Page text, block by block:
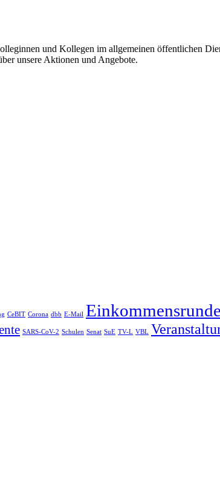
und Kollegen im allgemeinen öffentlichen
unsere Aktionen und Angebote.
CeBIT Corona dbb E-Mail Einkommensrunde
SARS-CoV-2 Schulen Senat SuE TV-L VBL